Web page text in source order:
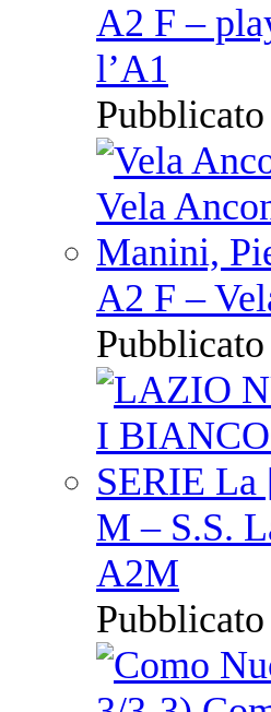
A2 F –
l’A1
A2 F –
M – S.S.
A2M